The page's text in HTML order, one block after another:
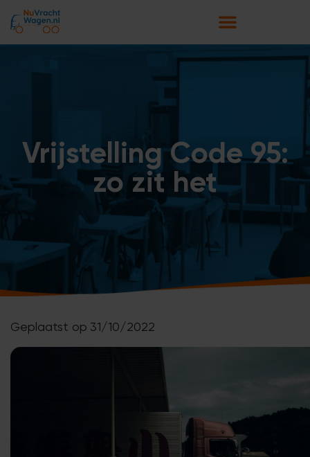
Vrijstelling Code 95:
zo zit het
Geplaatst op 31/10/2022